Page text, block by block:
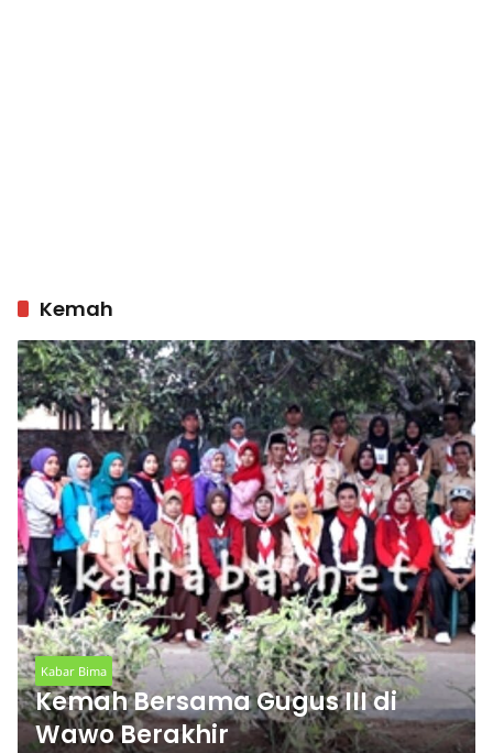
Kemah
Kabar Bima
Kemah Bersama Gugus III di
Wawo Berakhir